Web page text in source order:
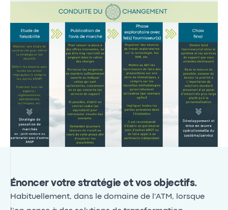
Énoncer votre stratégie et vos objectifs.
Habituellement, dans le domaine de l'ATM, lorsque